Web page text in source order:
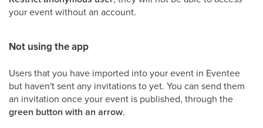
your event without an account.
Not using the app
Users that you have imported into your event in Eventee
but haven't sent any invitations to yet. You can send them
an invitation once your event is published, through the
green button with an arrow.